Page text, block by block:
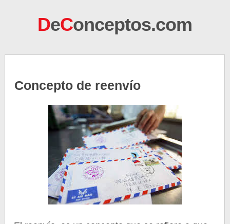
DeConceptos.com
Concepto de reenvío